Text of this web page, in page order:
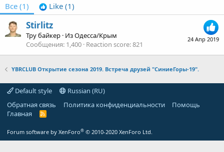
Все (1) Like (1)
24 Апр 2019
Stirlitz
Тру байкер · ИзОдесса/Крым
Сообщения 1,400 Reaction score 821
YBRCLUB Открытие сезона 2019. Встреча друзей "СиниеГоры-19".
Default style
Russian (RU)
Обратная связь
Политика конфиденциальности
Помощь
Главная
R
Forum software by XenForo® © 2010-2020 XenForo Ltd.